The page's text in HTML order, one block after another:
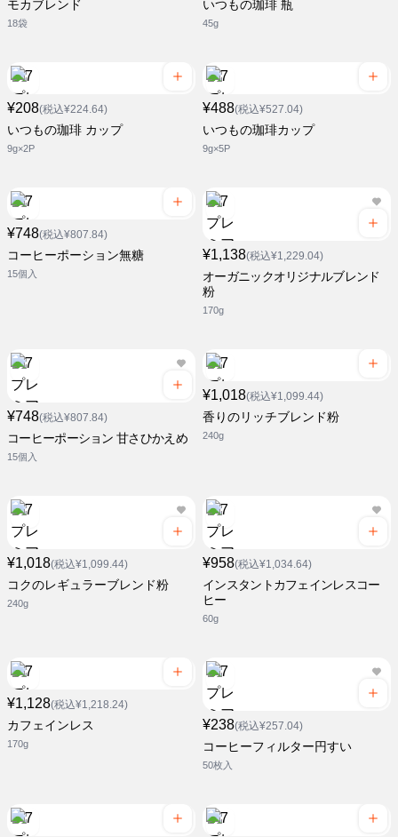
モカブレンド
18袋
いつもの珈琲 瓶
45g
¥208(税込¥224.64)
いつもの珈琲 カップ
9g×2P
¥488(税込¥527.04)
いつもの珈琲カップ
9g×5P
¥748(税込¥807.84)
コーヒーポーション無糖
15個入
¥1,138(税込¥1,229.04)
オーガニックオリジナルブレンド
粉
170g
¥748(税込¥807.84)
コーヒーポーション 甘さひかえめ
15個入
¥1,018(税込¥1,099.44)
香りのリッチブレンド粉
240g
¥1,018(税込¥1,099.44)
コクのレギュラーブレンド粉
240g
¥958(税込¥1,034.64)
インスタントカフェインレスコー
ヒー
60g
¥1,128(税込¥1,218.24)
カフェインレス
170g
¥238(税込¥257.04)
コーヒーフィルター円すい
50枚入